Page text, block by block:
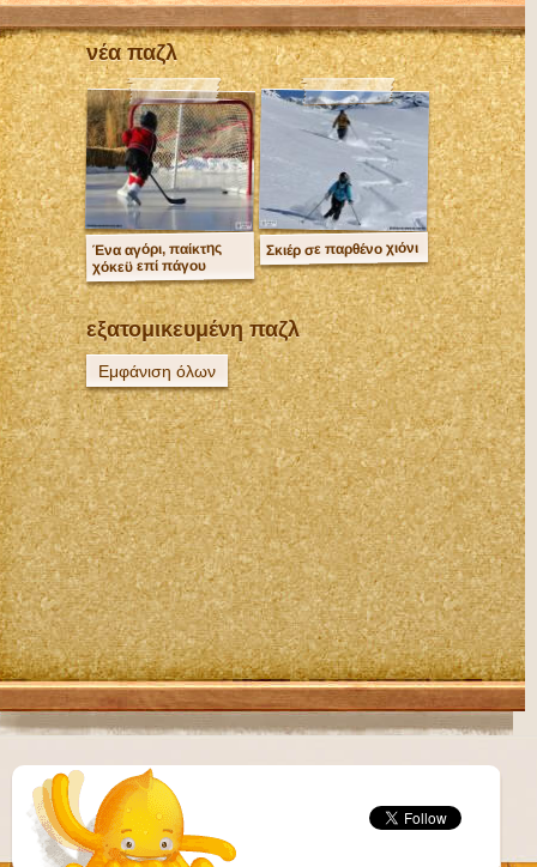
νέα παζλ
Ένα αγόρι, παίκτης
χόκεϋ επί πάγου
Σκιέρ σε παρθένο χιόνι
εξατομικευμένη παζλ
Εμφάνιση όλων